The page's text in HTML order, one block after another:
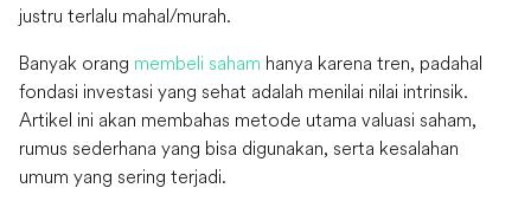
justru terlalu mahal/murah.
Banyak orang membeli saham hanya karena tren, padahal
fondasi investasi yang sehat adalah menilai nilai intrinsik.
Artikel ini akan membahas metode utama valuasi saham,
rumus sederhana yang bisa digunakan, serta kesalahan
umum yang sering terjadi.